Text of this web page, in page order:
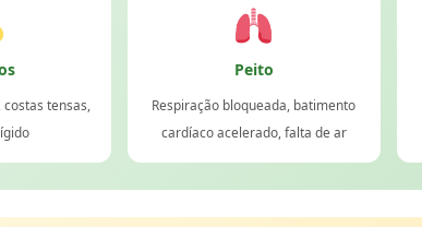
tensas,
Peito
Respiração bloqueada, batimento
cardíaco acelerado, falta de ar